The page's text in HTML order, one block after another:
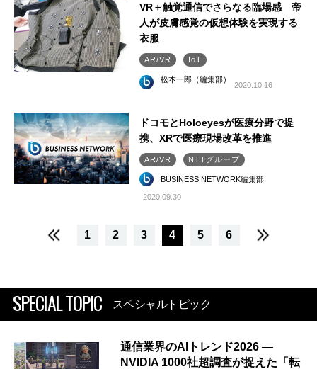
VR＋触覚通信でさらなる臨場感 帝
人が皮膚感覚の仮想体験を実現する
衣服
AR/VR IoT
松本一郎（編集部）
2020.10.16
ドコモとHoloeyesが医療分野で提
携、XRで医療現場改革を推進
AR/VR NTTグループ
BUSINESS NETWORK編集部
2020.09.30
1 2 3 4 5 6
SPECIAL TOPIC スペシャルトピック
通信業界のAIトレンド2026 ―
NVIDIA 1000社超調査が捉えた「転